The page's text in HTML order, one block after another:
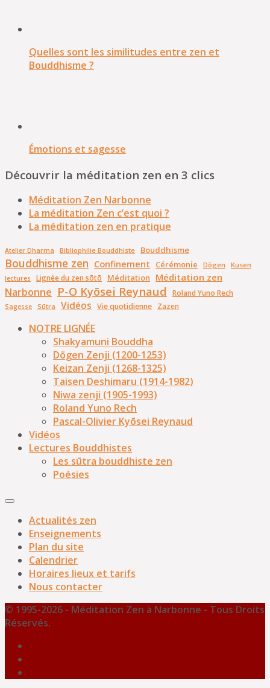
Quelles sont les similitudes entre zen et
Bouddhisme ?
Émotions et sagesse
Découvrir la méditation zen en 3 clics
Méditation Zen Narbonne
La méditation Zen c’est quoi ?
La méditation zen en pratique
Atelier Dharma Bibliophilie Bouddhiste Bouddhisme
Bouddhisme zen Confinement Cérémonie Dōgen Kusen
lectures Lignée du zen sōtō Méditation Méditation zen
Narbonne P-O Kyōsei Reynaud Roland Yuno Rech
Sagesse Sūtra Vidéos Vie quotidienne Zazen
NOTRE LIGNÉE
Shakyamuni Bouddha
Dōgen Zenji (1200-1253)
Keizan Zenji (1268-1325)
Taisen Deshimaru (1914-1982)
Niwa zenji (1905-1993)
Roland Yuno Rech
Pascal-Olivier Kyōsei Reynaud
Vidéos
Lectures Bouddhistes
Les sūtra bouddhiste zen
Poésies
Actualités zen
Enseignements
Plan du site
Calendrier
Horaires lieux et tarifs
Nous contacter
© 1995-2026 - Méditation Zen à Narbonne - Tous Droits
Réservés.